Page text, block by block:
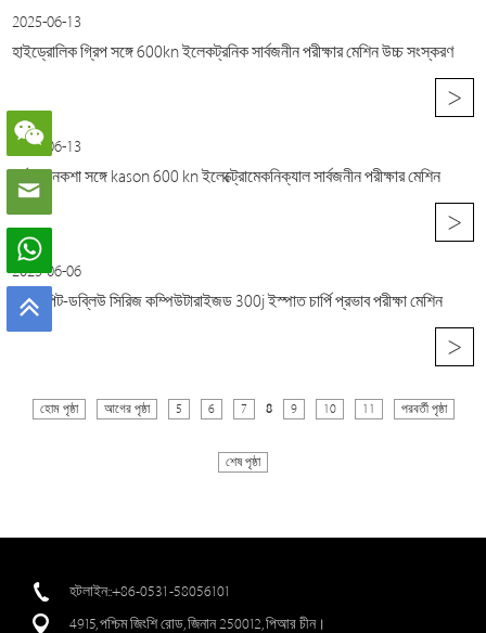
2025-06-13
হাইড্রোলিক গ্রিপ সঙ্গে 600kn ইলেকট্রনিক সার্বজনীন পরীক্ষার মেশিন উচ্চ সংস্করণ
>
2025-06-13
সর্বশেষ নকশা সঙ্গে kason 600 kn ইলেক্ট্রোমেকনিক্যাল সার্বজনীন পরীক্ষার মেশিন
>
2025-06-06
কাসন পিট-ডব্লিউ সিরিজ কম্পিউটারাইজড 300j ইস্পাত চার্পি প্রভাব পরীক্ষা মেশিন
>
হোম পৃষ্ঠা আগের পৃষ্ঠা 5 6 7 8 9 10 11 পরবর্তী পৃষ্ঠা
শেষ পৃষ্ঠা
হটলাইন::+86-0531-58056101
4915, পশ্চিম জিংশি রোড, জিনান 250012, পিআর চীন।